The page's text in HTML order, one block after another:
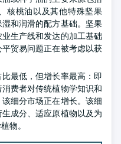
核桃油以及其他特殊坚果
和润滑的配方基础。坚果
生产线和发达的加工基础
贸易问题正在被考虑以获
最低，但增长率最高：即
费者对传统植物学知识和
细分市场正在增长。该细
成分、适应原植物以及为
物。